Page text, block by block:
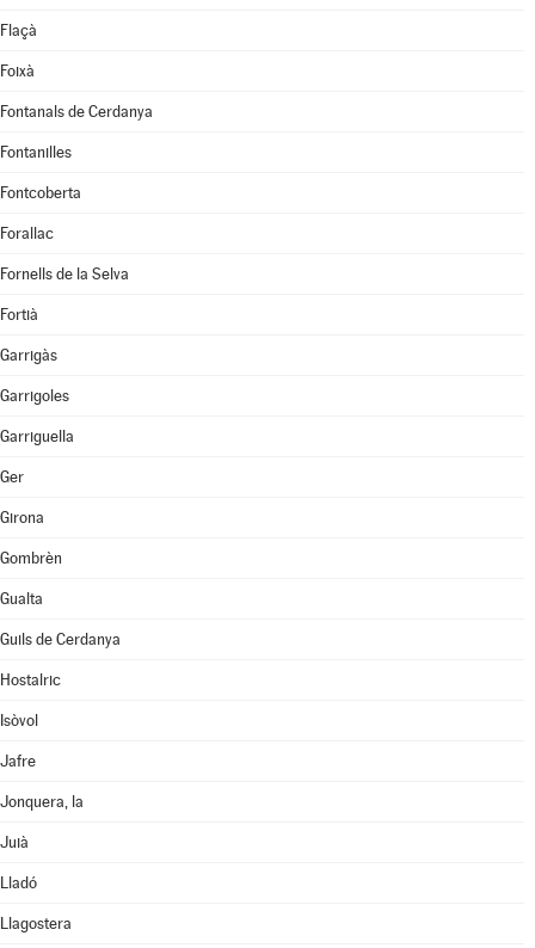
Flaçà
Foixà
Fontanals de Cerdanya
Fontanilles
Fontcoberta
Forallac
Fornells de la Selva
Fortià
Garrigàs
Garrigoles
Garriguella
Ger
Girona
Gombrèn
Gualta
Guils de Cerdanya
Hostalric
Isòvol
Jafre
Jonquera, la
Juià
Lladó
Llagostera